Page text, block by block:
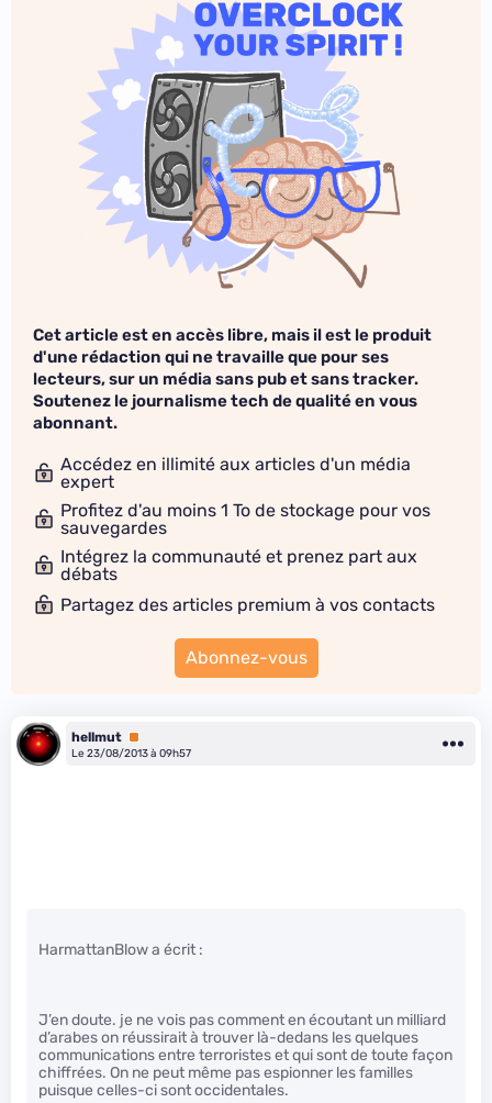
Cet article est en accès libre, mais il est le produit
d'une rédaction qui ne travaille que pour ses
lecteurs, sur un média sans pub et sans tracker.
Soutenez le journalisme tech de qualité en vous
abonnant.
Accédez en illimité aux articles d'un média
expert
Profitez d'au moins 1 To de stockage pour vos
sauvegardes
Intégrez la communauté et prenez part aux
débats
Partagez des articles premium à vos contacts
Abonnez-vous
hellmut Premium
Le 23/08/2013 à 09h57
HarmattanBlow a écrit :
J’en doute. je ne vois pas comment en écoutant un milliard
d’arabes on réussirait à trouver là-dedans les quelques
communications entre terroristes et qui sont de toute façon
chiffrées. On ne peut même pas espionner les familles
puisque celles-ci sont occidentales.